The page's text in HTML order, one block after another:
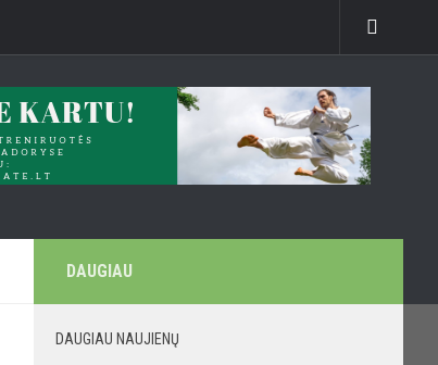
DAUGIAU
DAUGIAU NAUJIENŲ